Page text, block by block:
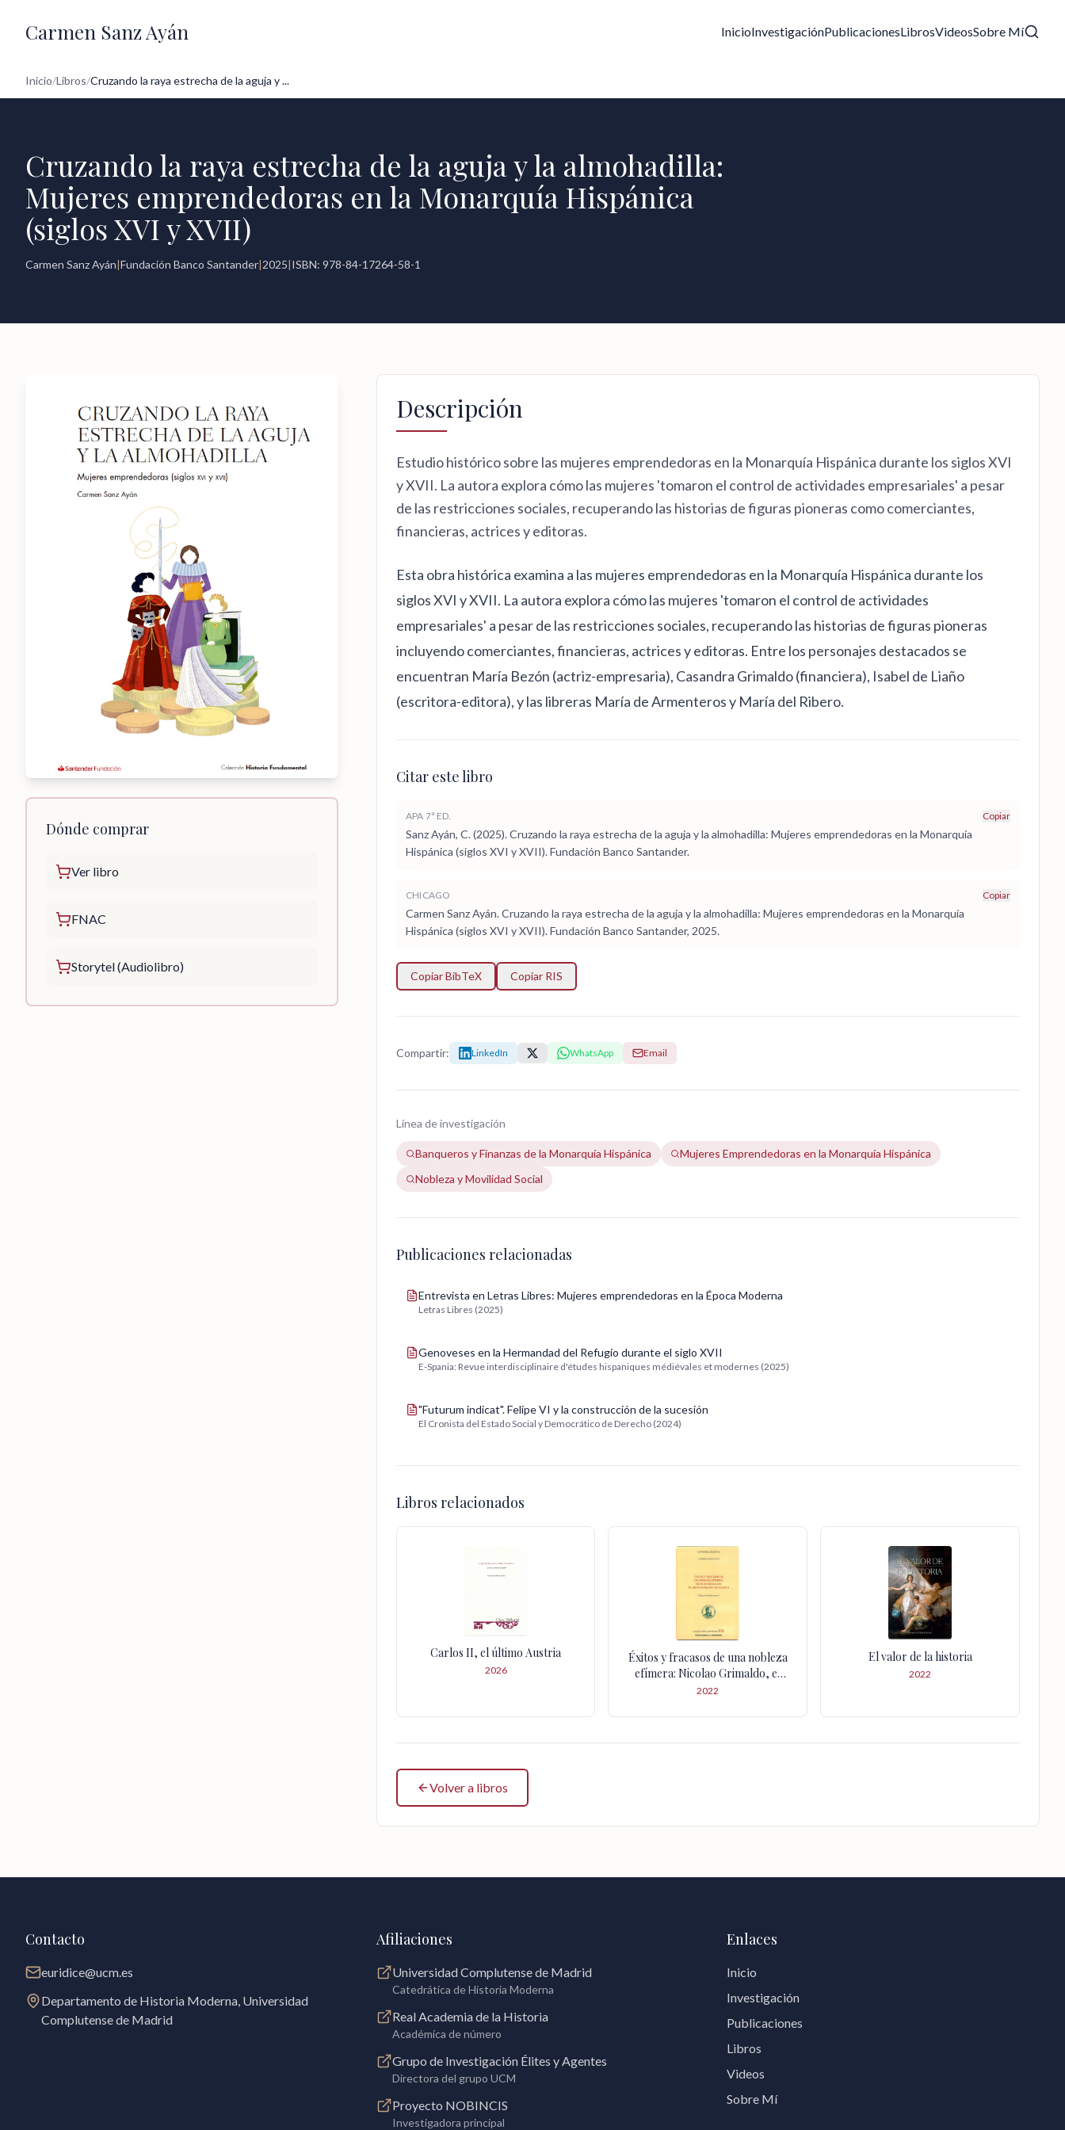
Carmen Sanz Ayán InicioInvestigaciónPublicacionesLibrosVideosSobre Mí
Inicio/Libros/Cruzando la raya estrecha de la aguja y ...
Cruzando la raya estrecha de la aguja y la almohadilla:
Mujeres emprendedoras en la Monarquía Hispánica
(siglos XVI y XVII)
Carmen Sanz Ayán|Fundación Banco Santander|2025|ISBN: 978-84-17264-58-1
Dónde comprar
Ver libro
FNAC
Storytel (Audiolibro)
Descripción
Estudio histórico sobre las mujeres emprendedoras en la Monarquía Hispánica durante los siglos XVI
y XVII. La autora explora cómo las mujeres 'tomaron el control de actividades empresariales' a pesar
de las restricciones sociales, recuperando las historias de figuras pioneras como comerciantes,
financieras, actrices y editoras.
Esta obra histórica examina a las mujeres emprendedoras en la Monarquía Hispánica durante los
siglos XVI y XVII. La autora explora cómo las mujeres 'tomaron el control de actividades
empresariales' a pesar de las restricciones sociales, recuperando las historias de figuras pioneras
incluyendo comerciantes, financieras, actrices y editoras. Entre los personajes destacados se
encuentran María Bezón (actriz-empresaria), Casandra Grimaldo (financiera), Isabel de Liaño
(escritora-editora), y las libreras María de Armenteros y María del Ribero.
Citar este libro
APA 7ª ED. Copiar
Sanz Ayán, C. (2025). Cruzando la raya estrecha de la aguja y la almohadilla: Mujeres emprendedoras en la Monarquía
Hispánica (siglos XVI y XVII). Fundación Banco Santander.
CHICAGO Copiar
Carmen Sanz Ayán. Cruzando la raya estrecha de la aguja y la almohadilla: Mujeres emprendedoras en la Monarquía
Hispánica (siglos XVI y XVII). Fundación Banco Santander, 2025.
Copiar BibTeX Copiar RIS
Compartir: LinkedIn WhatsApp Email
Línea de investigación
Banqueros y Finanzas de la Monarquía Hispánica
Mujeres Emprendedoras en la Monarquía Hispánica
Nobleza y Movilidad Social
Publicaciones relacionadas
Entrevista en Letras Libres: Mujeres emprendedoras en la Época Moderna
Letras Libres (2025)
Genoveses en la Hermandad del Refugio durante el siglo XVII
E-Spania: Revue interdisciplinaire d'études hispaniques médiévales et modernes (2025)
"Futurum indicat". Felipe VI y la construcción de la sucesión
El Cronista del Estado Social y Democrático de Derecho (2024)
Libros relacionados
Carlos II, el último Austria
2026
Éxitos y fracasos de una nobleza
efímera: Nicolao Grimaldo, el
gran banquero de Felipe II
2022
El valor de la historia
2022
Volver a libros
Contacto
euridice@ucm.es
Departamento de Historia Moderna, Universidad
Complutense de Madrid
Afiliaciones
Universidad Complutense de Madrid
Catedrática de Historia Moderna
Real Academia de la Historia
Académica de número
Grupo de Investigación Élites y Agentes
Directora del grupo UCM
Proyecto NOBINCIS
Investigadora principal
Enlaces
Inicio
Investigación
Publicaciones
Libros
Videos
Sobre Mí